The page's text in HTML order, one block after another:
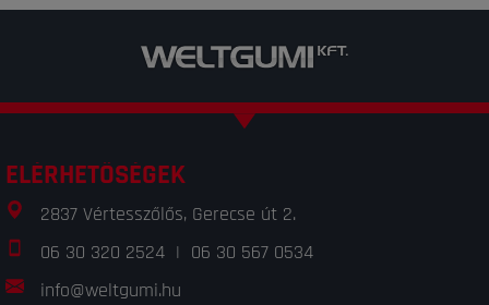
ELÉRHETŐSÉGEK
2837 Vértesszőlős, Gerecse út 2.
06 30 320 2524 | 06 30 567 0534
info@weltgumi.hu